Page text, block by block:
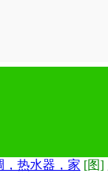
，热水器，家 [图]